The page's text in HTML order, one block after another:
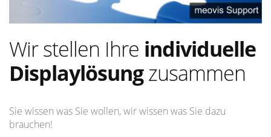
Wir stellen Ihre individuelle
Displaylösungzusammen
Sie wissen was Sie wollen, wir wissen was Sie dazu
brauchen!